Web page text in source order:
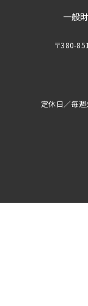
一般
〒380-
定休日／毎週